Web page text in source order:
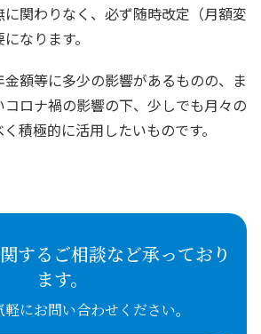
関わりなく、必ず随時改定（月額変
なります。
額等に多少の影響があるものの、ま
ロナ禍の影響の下、少しでも月々の
積極的に活用したいものです。
するご相談など承っており
ます。
にお問い合わせください。